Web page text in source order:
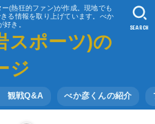
(熱狂的ファン)が作成。現地でも
る情報を取り上げています。べか
好き。
スポーツ)の
ジ
観戦Q&A べか彦くんの紹介
SEARCH